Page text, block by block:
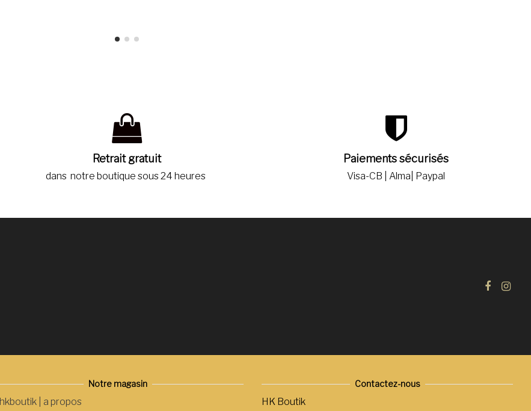
Retrait gratuit
dans notre boutique sous 24 heures
Paiements sécurisés
Visa-CB | Alma| Paypal
Notre magasin
hkboutik | a propos
Contactez-nous
HK Boutik